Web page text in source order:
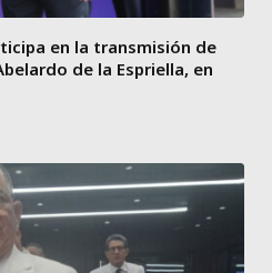
en la transmisión de
de la Espriella, en